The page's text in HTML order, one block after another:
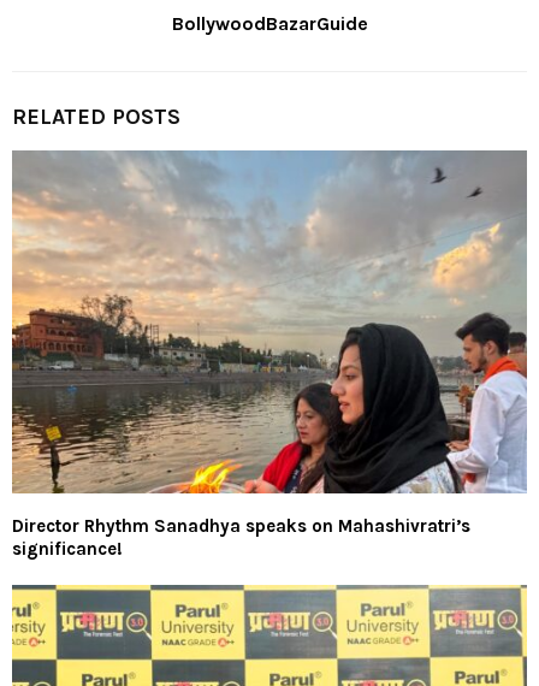
BollywoodBazarGuide
RELATED POSTS
Director Rhythm Sanadhya speaks on Mahashivratri’s
significance!